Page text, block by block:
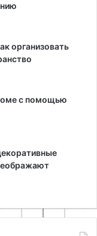
организовать
с помощью